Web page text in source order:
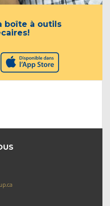
boîte à outils